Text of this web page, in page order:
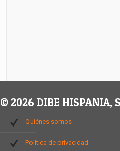
© 2026 DIBE HISPANIA,
Quiénes somos
Política de privacidad